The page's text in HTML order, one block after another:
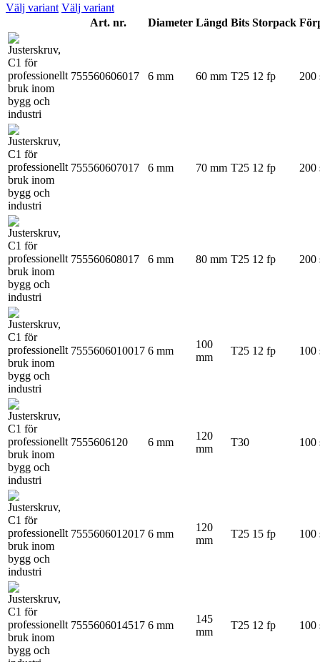
Välj variant Välj variant
Art. nr.
Diameter Längd Bits Storpack
755560606017 6 mm 60 mm T25 12 fp 200
755560607017 6 mm 70 mm T25 12 fp 200
755560608017 6 mm 80 mm T25 12 fp 200
7555606010017 6 mm
100
mm
T25 12 fp 100
7555606120 6 mm
120
mm
T30 100
7555606012017 6 mm
120
mm
T25 15 fp 100
7555606014517 6 mm
145
mm
T25 12 fp 100